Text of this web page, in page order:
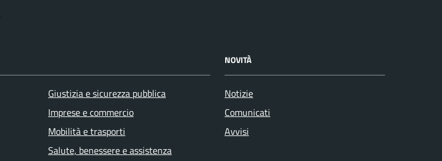
Giustizia e sicurezza pubblica
Imprese e commercio
Mobilità e trasporti
Salute, benessere e assistenza
NOVITÀ
Notizie
Comunicati
Avvisi